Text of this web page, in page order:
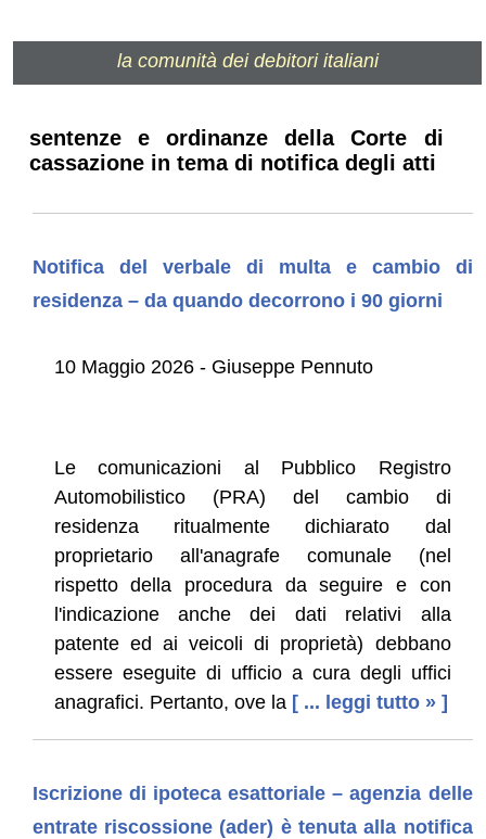
la comunità dei debitori italiani
sentenze e ordinanze della Corte di
cassazione in tema di notifica degli atti
Notifica del verbale di multa e cambio di
residenza – da quando decorrono i 90 giorni
10 Maggio 2026 - Giuseppe Pennuto
Le comunicazioni al Pubblico Registro
Automobilistico (PRA) del cambio di
residenza ritualmente dichiarato dal
proprietario all'anagrafe comunale (nel
rispetto della procedura da seguire e con
l'indicazione anche dei dati relativi alla
patente ed ai veicoli di proprietà) debbano
essere eseguite di ufficio a cura degli uffici
anagrafici. Pertanto, ove la [ ... leggi tutto » ]
Iscrizione di ipoteca esattoriale – agenzia delle
entrate riscossione (ader) è tenuta alla notifica